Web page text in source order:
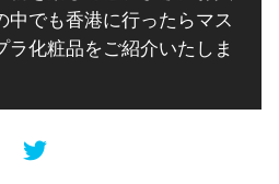
中でも香港に行ったらマス
ラ化粧品をご紹介いたしま